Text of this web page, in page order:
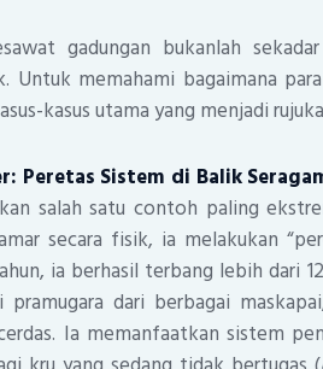
gadungan bukanlah
Untuk memahami bagaimana
kasus utama yang menjadi
Peretas Sistem di Balik
salah satu contoh paling
secara fisik, ia melakukan
ia berhasil terbang lebih dari
pramugara dari berbagai
Ia memanfaatkan sistem